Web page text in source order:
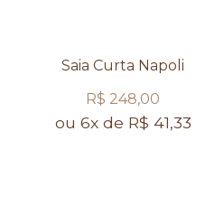
Saia Curta Napoli
R$ 248,00
ou 6x de R$ 41,33